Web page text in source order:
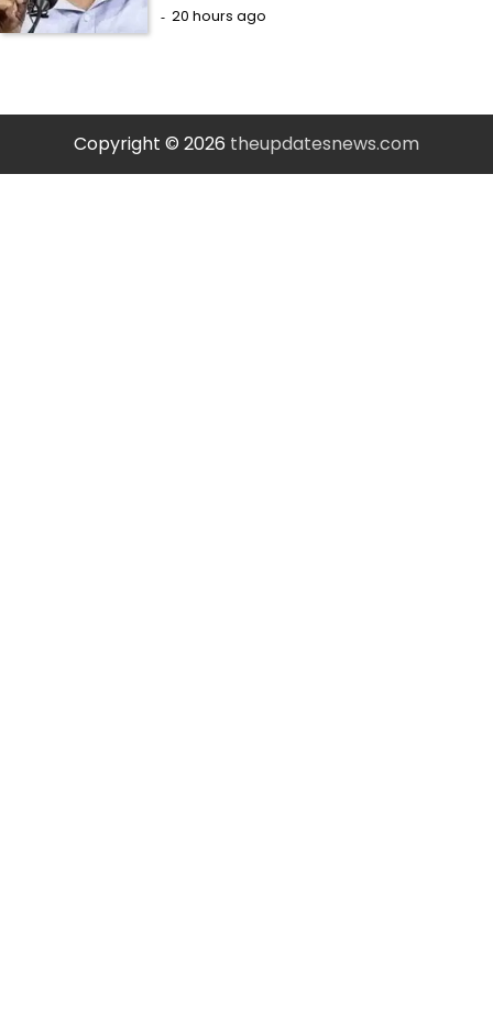
20 hours ago
Copyright © 2026 theupdatesnews.com